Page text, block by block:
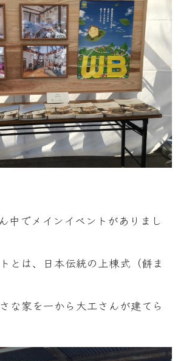
中でメインイベントがありまし
とは、日本伝統の上棟式（餅ま
な家を一から大工さんが建てら